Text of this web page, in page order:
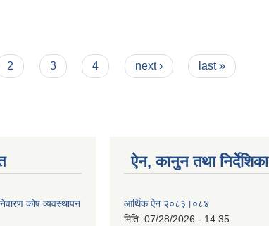
2 3 4 next › last »
कोष व्यवस्थापन
ऐन, कानुन तथा निर्देशिका
आर्थिक ऐन २०८३।०८४
मिति: 07/28/2026 - 14:35